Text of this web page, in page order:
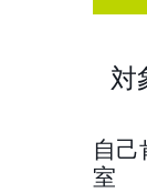
対
自
室